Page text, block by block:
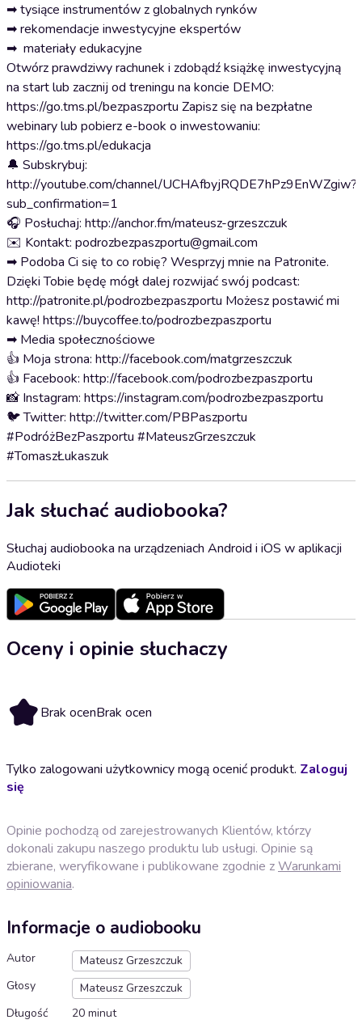
➡ tysiące instrumentów z globalnych rynków
➡ rekomendacje inwestycyjne ekspertów
➡ materiały edukacyjne
Otwórz prawdziwy rachunek i zdobądź książkę inwestycyjną
na start lub zacznij od treningu na koncie DEMO:
https://go.tms.pl/bezpaszportu Zapisz się na bezpłatne
webinary lub pobierz e-book o inwestowaniu:
https://go.tms.pl/edukacja
🔔 Subskrybuj:
http://youtube.com/channel/UCHAfbyjRQDE7hPz9EnWZgiw?
sub_confirmation=1
🎧 Posłuchaj: http://anchor.fm/mateusz-grzeszczuk
✉️ Kontakt: podrozbezpaszportu@gmail.com
➡ Podoba Ci się to co robię? Wesprzyj mnie na Patronite.
Dzięki Tobie będę mógł dalej rozwijać swój podcast:
http://patronite.pl/podrozbezpaszportu Możesz postawić mi
kawę! https://buycoffee.to/podrozbezpaszportu
➡ Media społecznościowe
👍 Moja strona: http://facebook.com/matgrzeszczuk
👍 Facebook: http://facebook.com/podrozbezpaszportu
📸 Instagram: https://instagram.com/podrozbezpaszportu
🐦 Twitter: http://twitter.com/PBPaszportu
#PodróżBezPaszportu #MateuszGrzeszczuk
#TomaszŁukaszuk
Jak słuchać audiobooka?
Słuchaj audiobooka na urządzeniach Android i iOS w aplikacji
Audioteki
Oceny i opinie słuchaczy
Brak ocenBrak ocen
Tylko zalogowani użytkownicy mogą ocenić produkt. Zaloguj
się
Opinie pochodzą od zarejestrowanych Klientów, którzy
dokonali zakupu naszego produktu lub usługi. Opinie są
zbierane, weryfikowane i publikowane zgodnie zWarunkami
opiniowania.
Informacje o audiobooku
Autor
Mateusz Grzeszczuk
Głosy
Mateusz Grzeszczuk
Długość
20 minut